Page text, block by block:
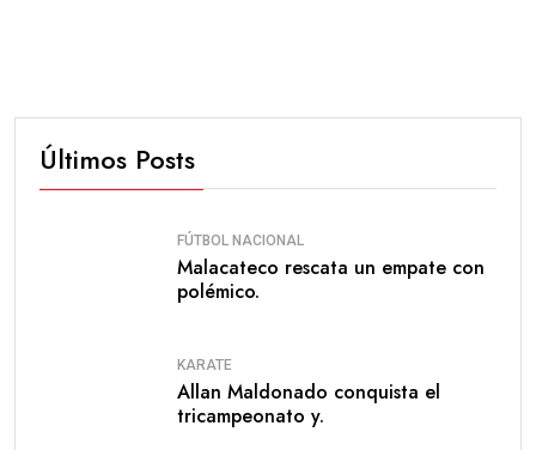
Últimos Posts
FÚTBOL NACIONAL
Malacateco rescata un empate con
polémico.
KARATE
Allan Maldonado conquista el
tricampeonato y.